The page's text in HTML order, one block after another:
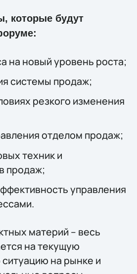
которые будут
на новый уровень роста;
системы продаж;
резкого изменения
отделом продаж;
техник и
продаж;
управления
материй – весь
на текущую
на рынке и